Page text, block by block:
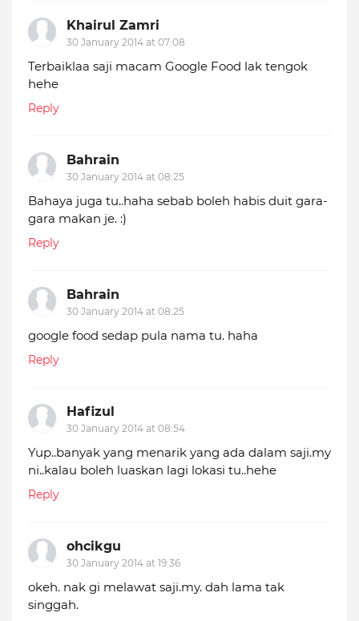
Khairul Zamri
30 January 2014 at 07:08
Terbaiklaa saji macam Google Food lak tengok
hehe
Reply
Bahrain
30 January 2014 at 08:25
Bahaya juga tu..haha sebab boleh habis duit gara-
gara makan je. :)
Reply
Bahrain
30 January 2014 at 08:25
google food sedap pula nama tu. haha
Reply
Hafizul
30 January 2014 at 08:54
Yup..banyak yang menarik yang ada dalam saji.my
ni..kalau boleh luaskan lagi lokasi tu..hehe
Reply
ohcikgu
30 January 2014 at 19:36
okeh. nak gi melawat saji.my. dah lama tak
singgah.